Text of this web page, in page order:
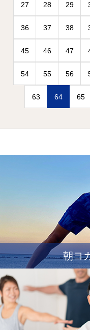
27 28 29
36 37 38
45 46 47
54 55 56
63 64 65
朝ヨ